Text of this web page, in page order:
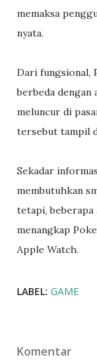
memaksa
nyata.
Dari fungsional,
berbeda dengan
meluncur di
tersebut tampil
Sekadar
membutuhkan
tetapi,
menangkap
Apple Watch.
LABEL: GAME
Komentar